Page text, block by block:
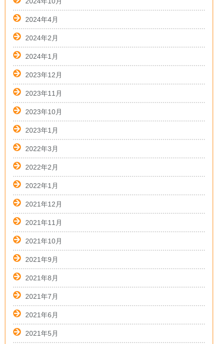
2024年4月
2024年2月
2024年1月
2023年12月
2023年11月
2023年10月
2023年1月
2022年3月
2022年2月
2022年1月
2021年12月
2021年11月
2021年10月
2021年9月
2021年8月
2021年7月
2021年6月
2021年5月